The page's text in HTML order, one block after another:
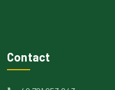
Contact